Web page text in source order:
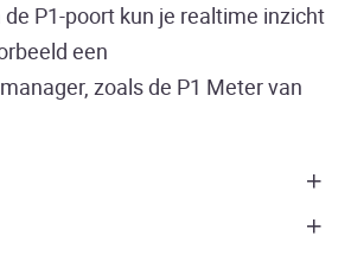
P1-poort kun je realtime inzicht
een
zoals de P1 Meter van